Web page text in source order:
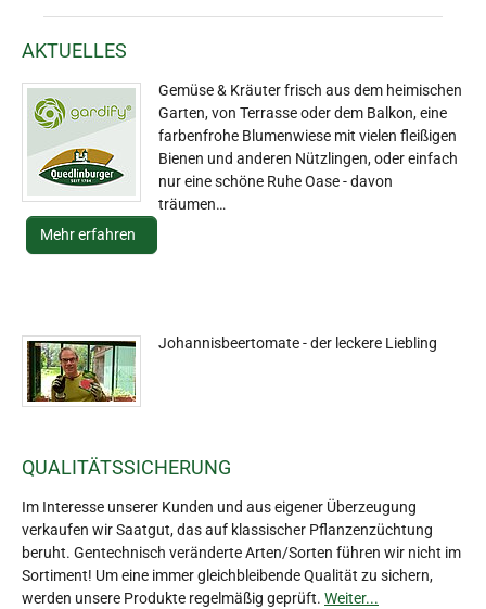
AKTUELLES
Gemüse & Kräuter frisch aus dem heimischen
Garten, von Terrasse oder dem Balkon, eine
farbenfrohe Blumenwiese mit vielen fleißigen
Bienen und anderen Nützlingen, oder einfach
nur eine schöne Ruhe Oase - davon
träumen…
Mehr erfahren
Johannisbeertomate - der leckere Liebling
QUALITÄTSSICHERUNG
Im Interesse unserer Kunden und aus eigener Überzeugung
verkaufen wir Saatgut, das auf klassischer Pflanzenzüchtung
beruht. Gentechnisch veränderte Arten/Sorten führen wir nicht im
Sortiment! Um eine immer gleichbleibende Qualität zu sichern,
werden unsere Produkte regelmäßig geprüft. Weiter...